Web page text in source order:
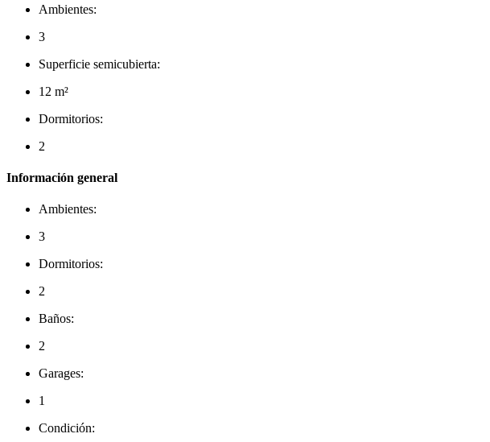
Ambientes:
3
Superficie semicubierta:
12 m²
Dormitorios:
2
Información general
Ambientes:
3
Dormitorios:
2
Baños:
2
Garages:
1
Condición: